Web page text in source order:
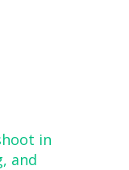
in
and